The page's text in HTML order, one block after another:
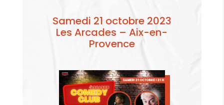
Samedi 21 octobre 2023
Les Arcades – Aix-en-
Provence